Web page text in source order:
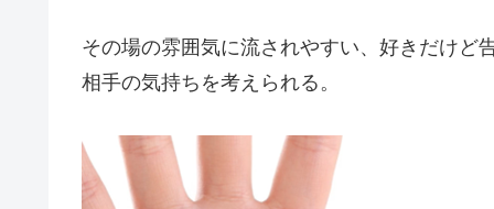
その場の雰囲気に流されやすい、好きだけど
相手の気持ちを考えられる。